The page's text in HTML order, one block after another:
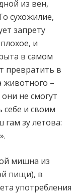
из вен,
сухожилие,
запрету
и
в самом
превратить в
животного –
не смогут
себе и своим
зу летова:
мишна из
пищи), в
употребления